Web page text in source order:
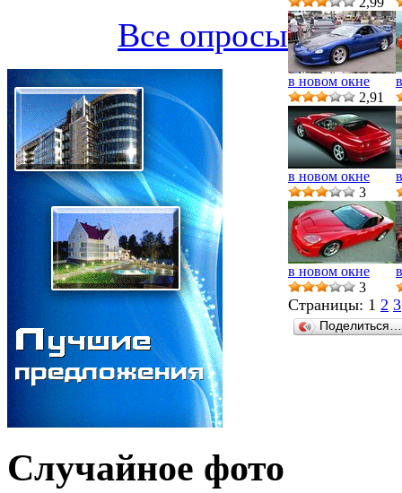
Все опросы
Случайное фото
в новом окне
2,91
в новом окне
3
в новом окне
3
Страницы: 1 2 3
Поделиться…